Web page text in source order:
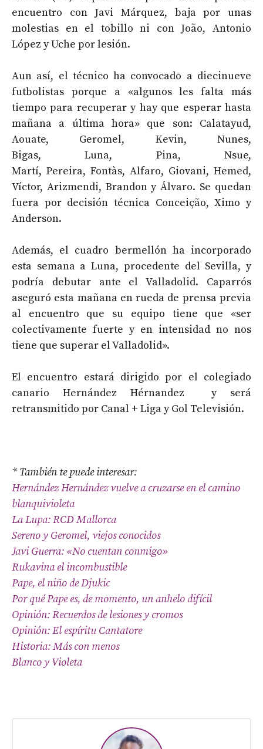
encuentro con Javi Márquez, baja por unas
molestias en el tobillo ni con João, Antonio
López y Uche por lesión.
Aun así, el técnico ha convocado a diecinueve
futbolistas porque a «algunos les falta más
tiempo para recuperar y hay que esperar hasta
mañana a última hora» que son: Calatayud,
Aouate, Geromel, Kevin, Nunes,
Bigas, Luna, Pina, Nsue,
Martí, Pereira, Fontàs, Alfaro, Giovani, Hemed,
Víctor, Arizmendi, Brandon y Álvaro. Se quedan
fuera por decisión técnica Conceição, Ximo y
Anderson.
Además, el cuadro bermellón ha incorporado
esta semana a Luna, procedente del Sevilla, y
podría debutar ante el Valladolid. Caparrós
aseguró esta mañana en rueda de prensa previa
al encuentro que su equipo tiene que «ser
colectivamente fuerte y en intensidad no nos
tiene que superar el Valladolid».
El encuentro estará dirigido por el colegiado
canario Hernández Hérnandez y será
retransmitido por Canal + Liga y Gol Televisión.
* También te puede interesar:
Hernández Hernández vuelve a cruzarse en el camino
blanquivioleta
La Lupa: RCD Mallorca
Sereno y Geromel, viejos conocidos
Javi Guerra: «No cuentan conmigo»
Rukavina el incombustible
Pape, el niño de Djukic
Por qué Pape es, de momento, un anhelo difícil
Opinión: Recuerdos de lesiones y cromos
Opinión: El espíritu Cantatore
Historia: Más con menos
Blanco y Violeta